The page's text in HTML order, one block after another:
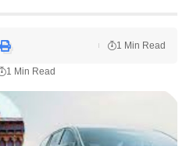
1 Min Read
1 Min Read